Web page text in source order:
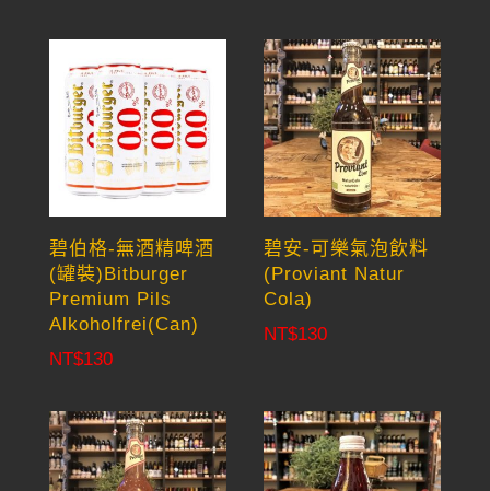
碧伯格-無酒精啤酒
(罐裝)Bitburger
Premium Pils
Alkoholfrei(Can)
NT$130
碧安-可樂氣泡飲料
(Proviant Natur
Cola)
NT$130